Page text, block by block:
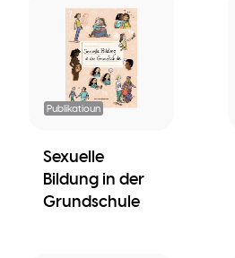
Publikatioun
Sexuelle
Bildung in der
Grundschule